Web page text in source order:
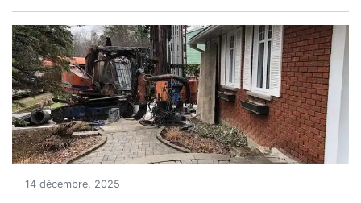
14 décembre, 2025